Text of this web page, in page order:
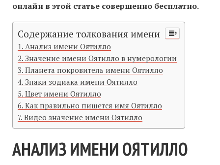
онлайн в этой статье совершенно бесплатно.
Содержание толкования имени
Анализ имени Оятилло
Значение имени Оятилло в нумерологии
Планета покровитель имени Оятилло
Знаки зодиака имени Оятилло
Цвет имени Оятилло
Как правильно пишется имя Оятилло
Видео значение имени Оятилло
АНАЛИЗ ИМЕНИ ОЯТИЛЛО